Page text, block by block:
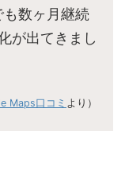
数ヶ月継続
が出てきまし
Maps口コミ より）